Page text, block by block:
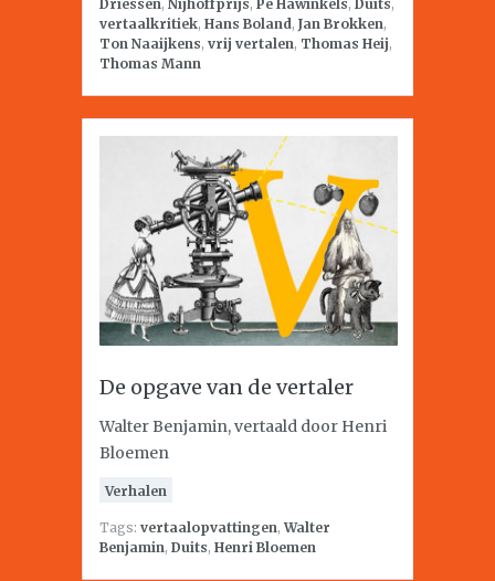
Driessen, Nijhoffprijs, Pé Hawinkels, Duits,
vertaalkritiek, Hans Boland, Jan Brokken,
Ton Naaijkens, vrij vertalen, Thomas Heij,
Thomas Mann
De opgave van de vertaler
Walter Benjamin, vertaald door Henri
Bloemen
Verhalen
Tags: vertaalopvattingen,Walter
Benjamin, Duits, Henri Bloemen